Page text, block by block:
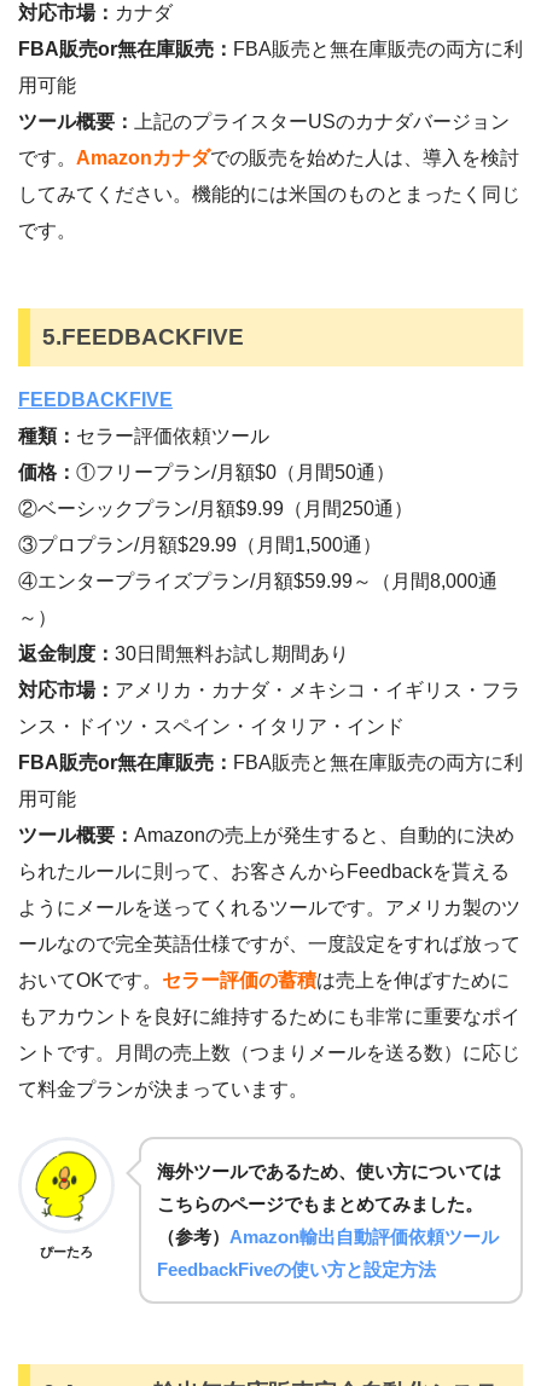
対応市場： カナダ
FBA販売or無在庫販売： FBA販売と無在庫販売の両方に利
用可能
ツール概要：
上記のプライスターUSのカナダバージョン
です。 Amazonカナダでの販売を始めた人は、導入を検討
してみてください。機能的には米国のものとまったく同じ
です。
5.FEEDBACKFIVE
FEEDBACKFIVE
種類： セラー評価依頼ツール
価格： ①フリープラン/月額$0（月間50通）
②ベーシックプラン/月額$9.99（月間250通）
③プロプラン/月額$29.99（月間1,500通）
④エンタープライズプラン/月額$59.99～（月間8,000通
～）
返金制度： 30日間無料お試し期間あり
対応市場： アメリカ・カナダ・メキシコ・イギリス・フラ
ンス・ドイツ・スペイン・イタリア・インド
FBA販売or無在庫販売： FBA販売と無在庫販売の両方に利
用可能
ツール概要： Amazonの売上が発生すると、自動的に決め
られたルールに則って、お客さんからFeedbackを貰える
ようにメールを送ってくれるツールです。アメリカ製のツ
ールなので完全英語仕様ですが、一度設定をすれば放って
おいてOKです。 セラー評価の蓄積は売上を伸ばすために
もアカウントを良好に維持するためにも非常に重要なポイ
ントです。月間の売上数（つまりメールを送る数）に応じ
て料金プランが決まっています。
ぴーたろ
海外ツールであるため、使い方については
こちらのページでもまとめてみました。
（参考） Amazon輸出自動評価依頼ツール
FeedbackFiveの使い方と設定方法